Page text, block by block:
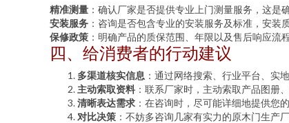
精准测量 ：确认厂家是否提供专业上门测量服务，这是
安装服务 ：咨询是否包含专业的安装服务及标准，安装
保修政策 ：明确产品的质保范围、年限以及售后响应流
四、给消费者的行动建议
多渠道核实信息 ：通过网络搜索、行业平台、实
主动索取资料 ：联系厂家时，主动索取产品图册
清晰表达需求 ：在咨询时，尽可能详细地提供您
对比决策 ：不妨多咨询几家有实力的原木门生产